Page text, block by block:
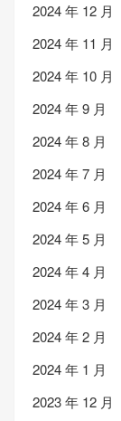
2024 年 12 月
2024 年 11 月
2024 年 10 月
2024 年 9 月
2024 年 8 月
2024 年 7 月
2024 年 6 月
2024 年 5 月
2024 年 4 月
2024 年 3 月
2024 年 2 月
2024 年 1 月
2023 年 12 月